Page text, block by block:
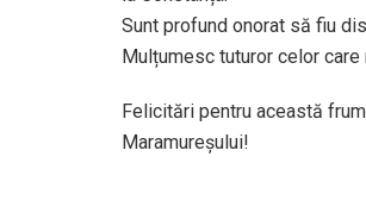
Sunt profund onorat să fiu
Mulțumesc tuturor celor
Felicitări pentru această
Maramureșului!